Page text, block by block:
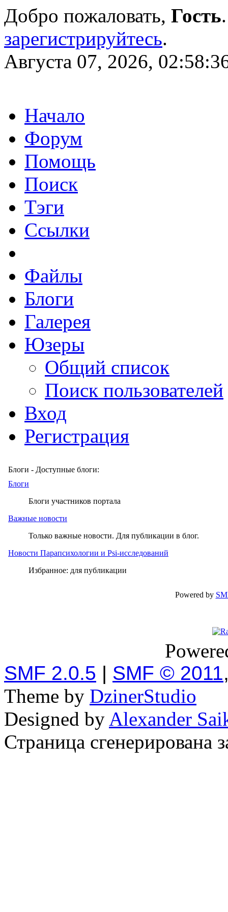
Добро пожаловать, Гость
зарегистрируйтесь.
Августа 07, 2026,
Начало
Форум
Помощь
Поиск
Тэги
Ссылки
Файлы
Блоги
Галерея
Юзеры
Общий список
Поиск пользователей
Вход
Регистрация
Блоги - Доступные блоги:
Блоги
Блоги участников портала
Важные новости
Только важные новости. Для публикации в блог.
Новости Парапсихологии и Psi-исследований
Избранное: для публикации
Powered by
SMF 2.0.5 | SMF © 2011
Theme by DzinerStudio
Designed by Alexander
Страница сгенерирована